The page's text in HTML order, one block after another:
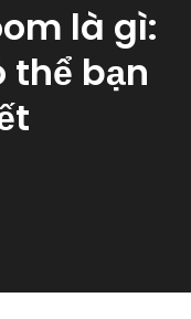
là gì:
thể bạn